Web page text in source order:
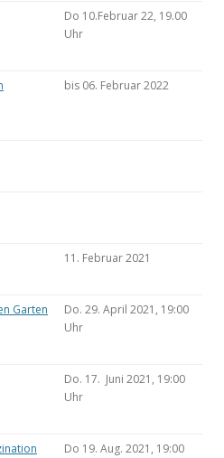
Do 10.Februar 22, 19.00
Uhr
bis 06. Februar 2022
11. Februar 2021
Garten
Do. 29. April 2021, 19:00
Uhr
Do. 17. Juni 2021, 19:00
Uhr
Do 19. Aug. 2021, 19:00